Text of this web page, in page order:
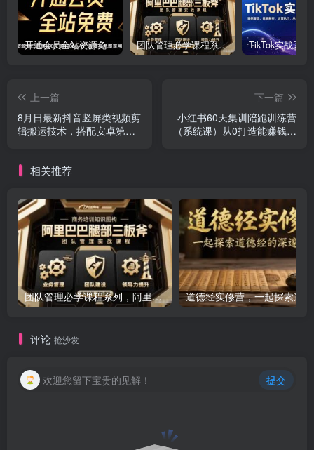
开通会员全站资源免费下载 开通VIP会员 HY资源库 团队管理必学课程系列，阿里巴巴“腿部三板斧”
上一篇
8月日最新抖音竖屏类视频剪
辑搬运技术，搭配安卓第三
下一篇
小红书60天集训陪跑训练营
（系统课）从0打造能赚钱的
相关推荐
团队管理必学课程系列，阿里巴巴“腿部三板斧”
评论 抢沙发
欢迎您留下宝贵的见解！ 提交